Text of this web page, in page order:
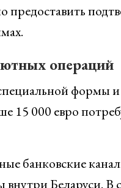
операций
формы
15 000 евро
банковские
Беларуси. В